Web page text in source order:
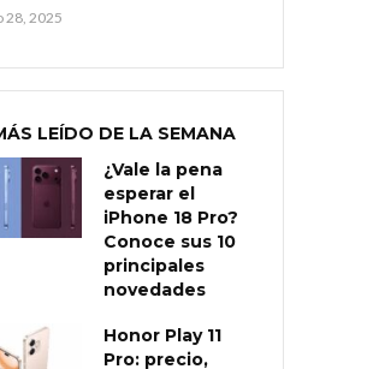
28, 2025
LEÍDO DE LA SEMANA
¿Vale la pena
esperar el
iPhone 18 Pro?
Conoce sus 10
principales
novedades
Honor Play 11
Pro: precio,